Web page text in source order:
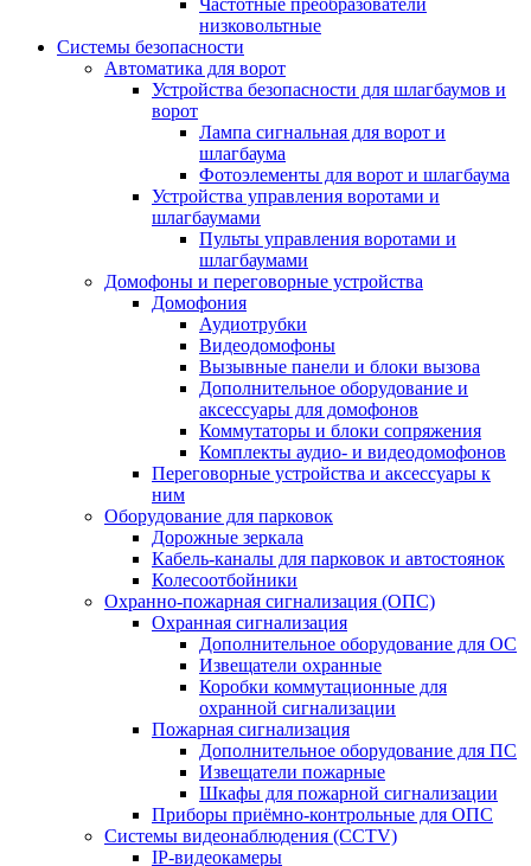
Частотные преобразователи
низковольтные
Системы безопасности
Автоматика для ворот
Устройства безопасности для шлагбаумов и
ворот
Лампа сигнальная для ворот и
шлагбаума
Фотоэлементы для ворот и шлагбаума
Устройства управления воротами и
шлагбаумами
Пульты управления воротами и
шлагбаумами
Домофоны и переговорные устройства
Домофония
Аудиотрубки
Видеодомофоны
Вызывные панели и блоки вызова
Дополнительное оборудование и
аксессуары для домофонов
Коммутаторы и блоки сопряжения
Комплекты аудио- и видеодомофонов
Переговорные устройства и аксессуары к
ним
Оборудование для парковок
Дорожные зеркала
Кабель-каналы для парковок и автостоянок
Колесоотбойники
Охранно-пожарная сигнализация (ОПС)
Охранная сигнализация
Дополнительное оборудование для ОС
Извещатели охранные
Коробки коммутационные для
охранной сигнализации
Пожарная сигнализация
Дополнительное оборудование для ПС
Извещатели пожарные
Шкафы для пожарной сигнализации
Приборы приёмно-контрольные для ОПС
Системы видеонаблюдения (CCTV)
IP-видеокамеры